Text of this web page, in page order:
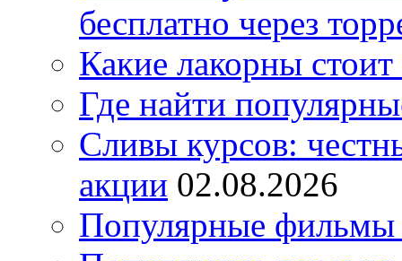
бесплатно через
Какие лакорны стоит
Где найти
Сливы курсов:
акции 02.08.2026
Популярные фильмы